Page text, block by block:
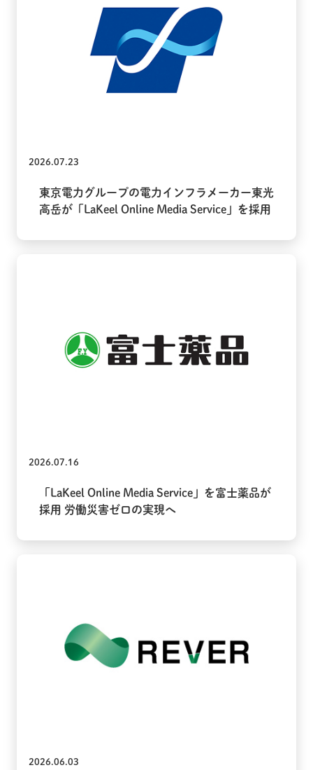
2026.07.23
東京電力グループの電力インフラメーカー東光
高岳が「LaKeel Online Media Service」を採用
2026.07.16
「LaKeel Online Media Service」を富士薬品が
採用 労働災害ゼロの実現へ
2026.06.03